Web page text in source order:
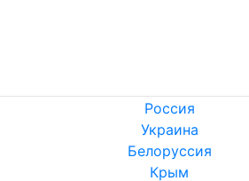
Россия
Украина
Белоруссия
Крым